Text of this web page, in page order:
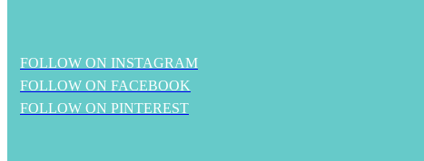
FOLLOW ON INSTAGRAM
FOLLOW ON FACEBOOK
FOLLOW ON PINTEREST